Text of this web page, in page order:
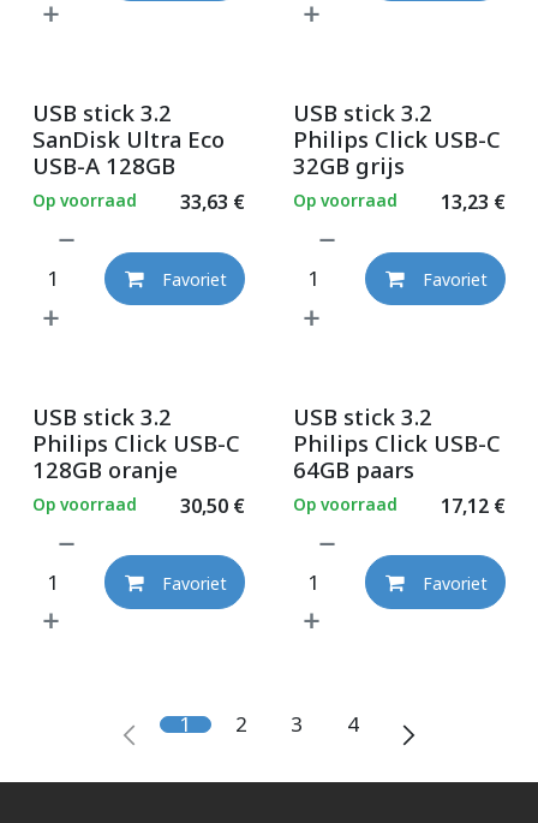
USB stick 3.2
SanDisk Ultra Eco
USB-A 128GB
33,63 €
Op voorraad
Favoriet
USB stick 3.2
Philips Click USB-C
32GB grijs
13,23 €
Op voorraad
Favoriet
USB stick 3.2
Philips Click USB-C
128GB oranje
30,50€
Op voorraad
Favoriet
USB stick 3.2
Philips Click USB-C
64GB paars
17,12€
Op voorraad
Favoriet
1 2 3 4